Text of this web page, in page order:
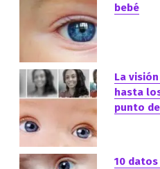
bebé
La
hasta
punto
10